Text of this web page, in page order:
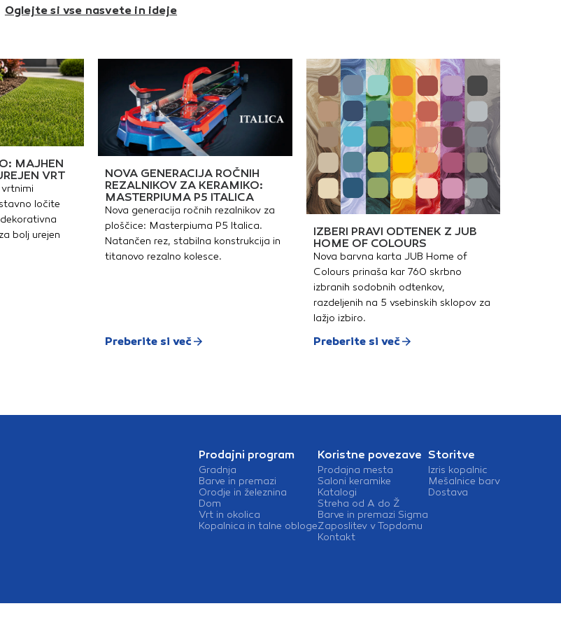
Oglejte si vse nasvete in ideje
MAJHEN
VRT
ločite
bolj urejen
NOVA GENERACIJA ROČNIH
REZALNIKOV ZA KERAMIKO:
MASTERPIUMA P5 ITALICA
Nova generacija ročnih rezalnikov za
ploščice: Masterpiuma P5 Italica.
Natančen rez, stabilna konstrukcija in
titanovo rezalno kolesce.
Preberite si več
IZBERI PRAVI ODTENEK Z JUB
HOME OF COLOURS
Nova barvna karta JUB Home of
Colours prinaša kar 760 skrbno
izbranih sodobnih odtenkov,
razdeljenih na 5 vsebinskih sklopov za
lažjo izbiro.
Preberite si več
Prodajni program
Gradnja
Barve in premazi
Orodje in železnina
Dom
Vrt in okolica
Kopalnica in talne obloge
Koristne povezave
Prodajna mesta
Saloni keramike
Katalogi
Streha od A do Ž
Barve in premazi Sigma
Zaposlitev v Topdomu
Kontakt
Storitve
Izris kopalnic
Mešalnice barv
Dostava